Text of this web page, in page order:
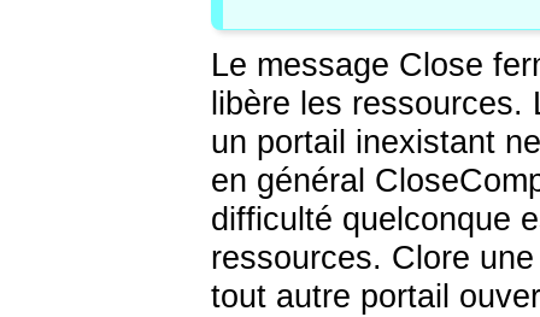
Le message Close
libère les
un portail inexistant
en général
difficulté quelconque
ressources. Clore
tout autre portail